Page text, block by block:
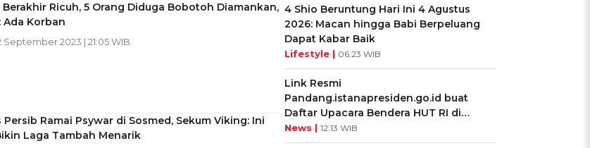
Ricuh, 5 Orang Diduga Bobotoh Diamankan,
Ada Korban
September 2023 | 21:05 WIB
Ramai Psywar di Sosmed, Sekum Viking: Ini
Laga Tambah Menarik
4 Shio Beruntung Hari Ini 4 Agustus
2026: Macan hingga Babi Berpeluang
Dapat Kabar Baik
Lifestyle | 06:23 WIB
Link Resmi
Pandang.istanapresiden.go.id buat
Daftar Upacara Bendera HUT RI di
Istana Negara
News | 12:13 WIB